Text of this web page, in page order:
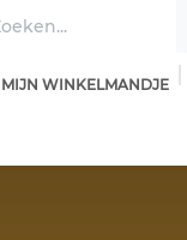
MIJN WINKELMANDJE